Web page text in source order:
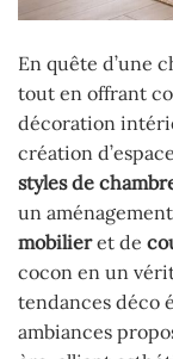
En quête d’une
tout en offrant
décoration
création
styles de
un
mobilieret de
cocon en un
tendances déco
ambiances